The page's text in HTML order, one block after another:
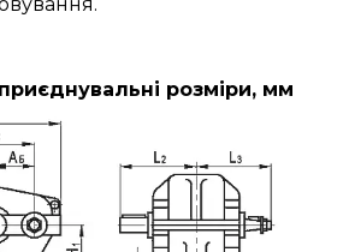
розміри, мм